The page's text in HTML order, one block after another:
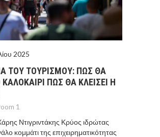
2025
ΤΟΥ ΤΟΥΡΙΣΜΟΥ: ΠΩΣ ΘΑ
ΚΑΛΟΚΑΙΡΙ ΠΩΣ ΘΑ ΚΛΕΙΣΕΙ Η
1
Ντιγριντάκης Κρύος ιδρώτας
κομμάτι της επιχειρηματικότητας